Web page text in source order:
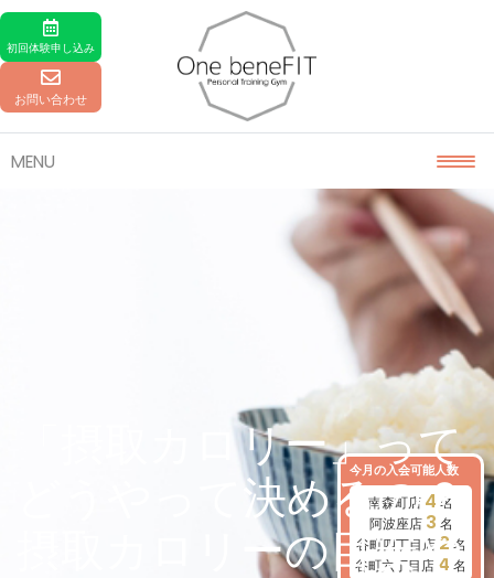
Skip to content
初回体験申し込み
お問い合わせ
MENU
今月の入会可能人数
南森町店 4 名
阿波座店 3 名
谷町四丁目店 2 名
谷町六丁目店 4 名
「摂取カロリー」って
どうやって決めるの？
摂取カロリーの目安や